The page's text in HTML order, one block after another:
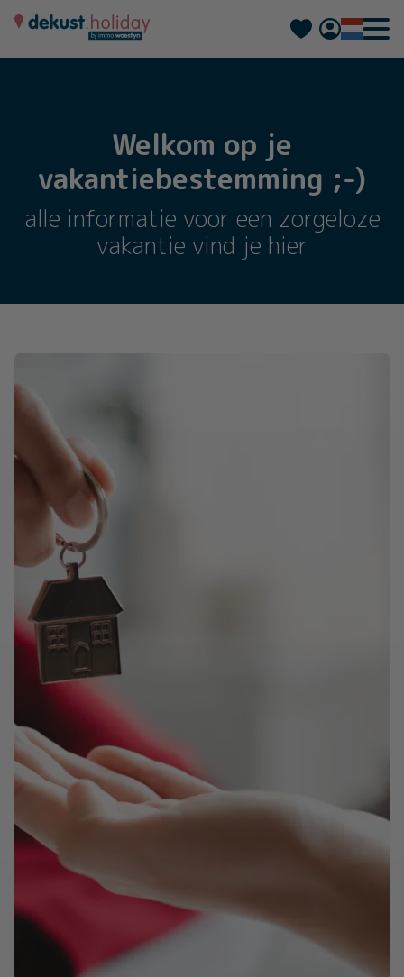
Français
Welkom op je
vakantiebestemming ;-)
alle informatie voor een zorgeloze
vakantie vind je hier